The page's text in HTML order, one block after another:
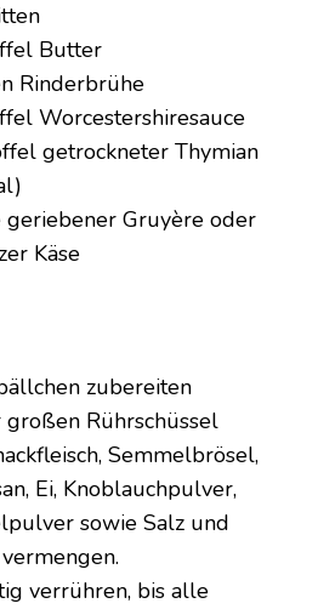
Butter
Rinderbrühe
Worcestershiresauce
getrockneter Thymian
geriebener Gruyère oder
Käse
zubereiten
großen Rührschüssel
Semmelbrösel,
Ei, Knoblauchpulver,
sowie Salz und
verrühren, bis alle